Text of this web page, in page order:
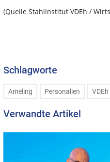
(Quelle Stahlinstitut VDEh /
Schlagworte
Ameling Personalien VDEh
Verwandte Artikel